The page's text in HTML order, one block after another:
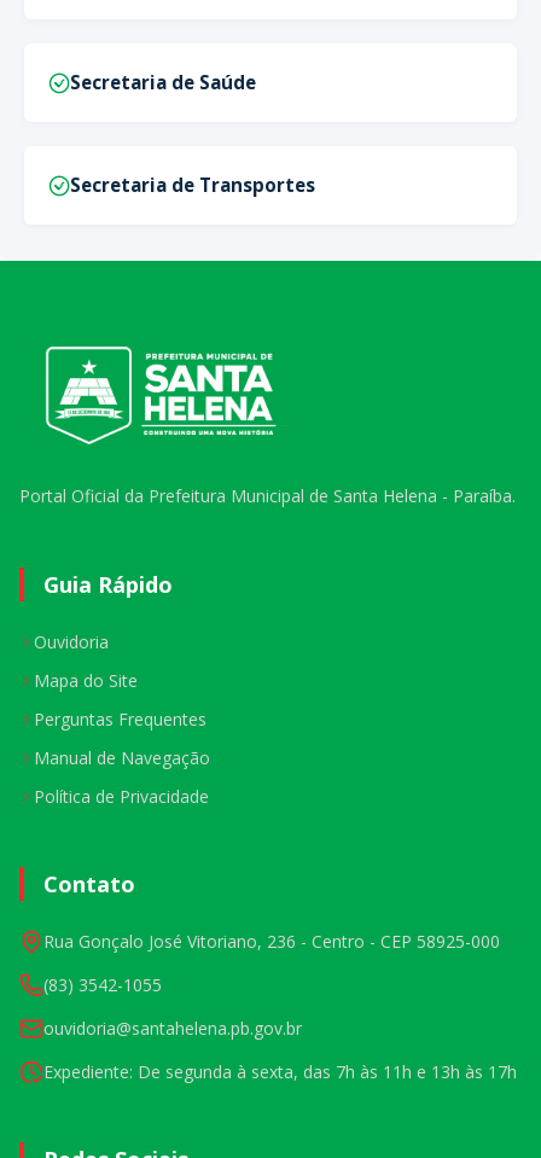
Secretaria de Saúde
Secretaria de Transportes
Portal Oficial da Prefeitura Municipal de Santa Helena - Paraíba.
Guia Rápido
Ouvidoria
Mapa do Site
Perguntas Frequentes
Manual de Navegação
Política de Privacidade
Contato
Rua Gonçalo José Vitoriano, 236 - Centro - CEP 58925-000
(83) 3542-1055
ouvidoria@santahelena.pb.gov.br
Expediente: De segunda à sexta, das 7h às 11h e 13h às 17h